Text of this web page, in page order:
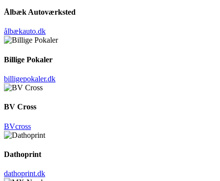
Ålbæk Autoværksted
ålbækauto.dk
Billige Pokaler
billigepokaler.dk
BV Cross
BVcross
Dathoprint
dathoprint.dk